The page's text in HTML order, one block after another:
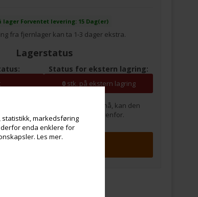
markedsføring
enda enklere for
Les mer.
lager Forventet levering: 15 Dag(er)
fra fjernlager kan ta 1-3 dager ekstra.
Lagerstatus
Status for ekstern lagring:
0stk. på ekstern lagring
er på lager/fjernlagring her og nå, kan den
leveringstid er som vist ovenfor.